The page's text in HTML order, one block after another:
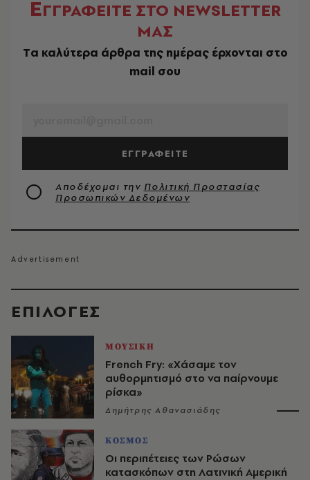
EΠΙΛΟΓΈΣ
ΜΟΥΣΙΚΗ
French Fry: «Χάσαμε τον
αυθορμητισμό στο να παίρνουμε
ρίσκα»
Δημήτρης Αθανασιάδης
ΚΟΣΜΟΣ
Οι περιπέτειες των Ρώσων
κατασκόπων στη Λατινική Αμερική
ΕΓΓΡΑΦΕΙΤΕ ΣΤΟ NEWSLETTER
ΜΑΣ
Tα καλύτερα άρθρα της ημέρας έρχονται στο
mail σου
ΕΓΓΡΑΦΕΙΤΕ
Αποδέχομαι την Πολιτική Προστασίας
Προσωπικών Δεδομένων